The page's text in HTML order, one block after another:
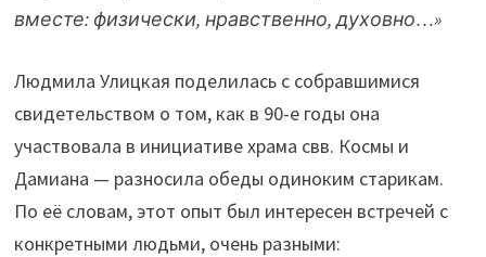
вместе: физически, нравственно, духовно…»
Людмила Улицкая поделилась с собравшимися
свидетельством о том, как в 90-е годы она
участвовала в инициативе храма свв. Космы и
Дамиана — разносила обеды одиноким старикам.
По её словам, этот опыт был интересен встречей с
конкретными людьми, очень разными: